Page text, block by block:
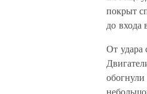
покрыт
до входа
От удара